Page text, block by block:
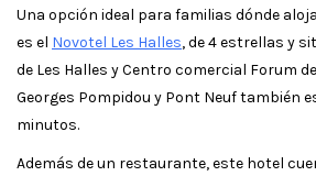
Una opción ideal para familias dónde
es el Novotel Les Halles, de 4 estrellas y
de Les Halles y Centro comercial Forum
Georges Pompidou y Pont Neuf también
minutos.
Además de un restaurante, este hotel